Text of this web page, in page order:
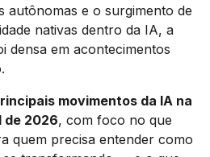
autônomas e o surgimento de
nativas dentro da IA, a
densa em acontecimentos
movimentos da IA na
de 2026, com foco no que
quem precisa entender como